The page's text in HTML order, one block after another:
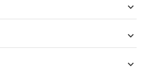


